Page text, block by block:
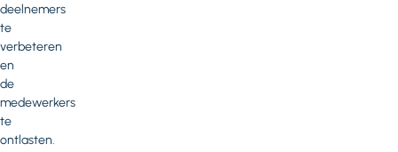
deelnemers
te
verbeteren
en
de
medewerkers
te
ontlasten.